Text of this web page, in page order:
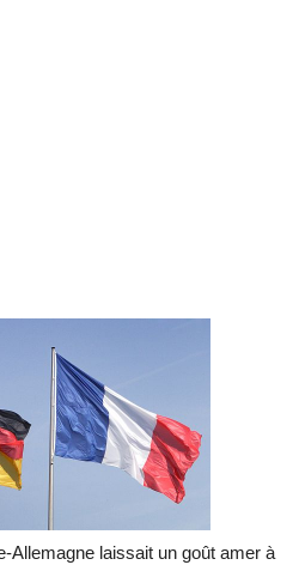
Allemagne laissait un goût amer à